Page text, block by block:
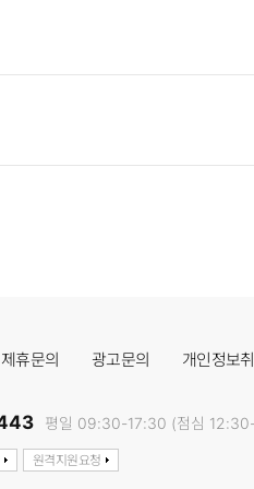
제휴문의 광고문의 개인정보
평일 09:30-17:30 (점심
원격지원요청